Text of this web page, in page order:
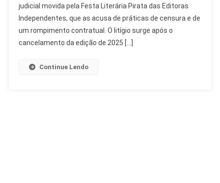
Municipal
Por
Censura
judicial movida pela Festa Literária Pirata das Editoras
Independentes, que as acusa de práticas de censura e de
um rompimento contratual. O litígio surge após o
cancelamento da edição de 2025 […]
Continue Lendo